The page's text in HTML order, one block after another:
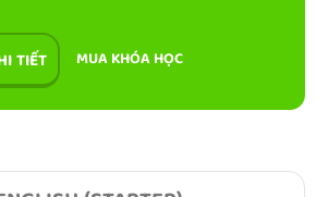
TIẾT MUA KHÓA HỌC